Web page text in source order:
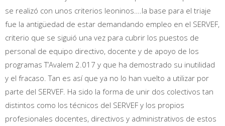
se realizó con unos criterios leoninos….la base para el triaje
fue la antigüedad de estar demandando empleo en el SERVEF,
criterio que se siguió una vez para cubrir los puestos de
personal de equipo directivo, docente y de apoyo de los
programas T’Avalem 2.017 y que ha demostrado su inutilidad
y el fracaso. Tan es así que ya no lo han vuelto a utilizar por
parte del SERVEF. Ha sido la forma de unir dos colectivos tan
distintos como los técnicos del SERVEF y los propios
profesionales docentes, directivos y administrativos de estos